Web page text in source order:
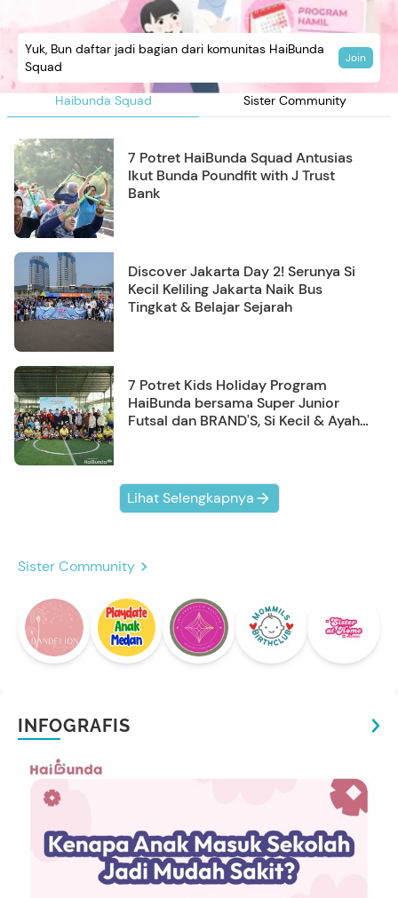
Haibunda Squad Sister Community
Yuk, Bun daftar jadi bagian dari komunitas HaiBunda
Squad
Join
7 Potret HaiBunda Squad Antusias
Ikut Bunda Poundfit with J Trust
Bank
Discover Jakarta Day 2! Serunya Si
Kecil Keliling Jakarta Naik Bus
Tingkat & Belajar Sejarah
7 Potret Kids Holiday Program
HaiBunda bersama Super Junior
Futsal dan BRAND'S, Si Kecil & Ayah
Lihat Selengkapnya
Sister Community
INFOGRAFIS